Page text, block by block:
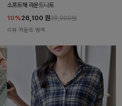
소프트해 라운드니트
10%26,100 원28,900원
리뷰 카운트 영역